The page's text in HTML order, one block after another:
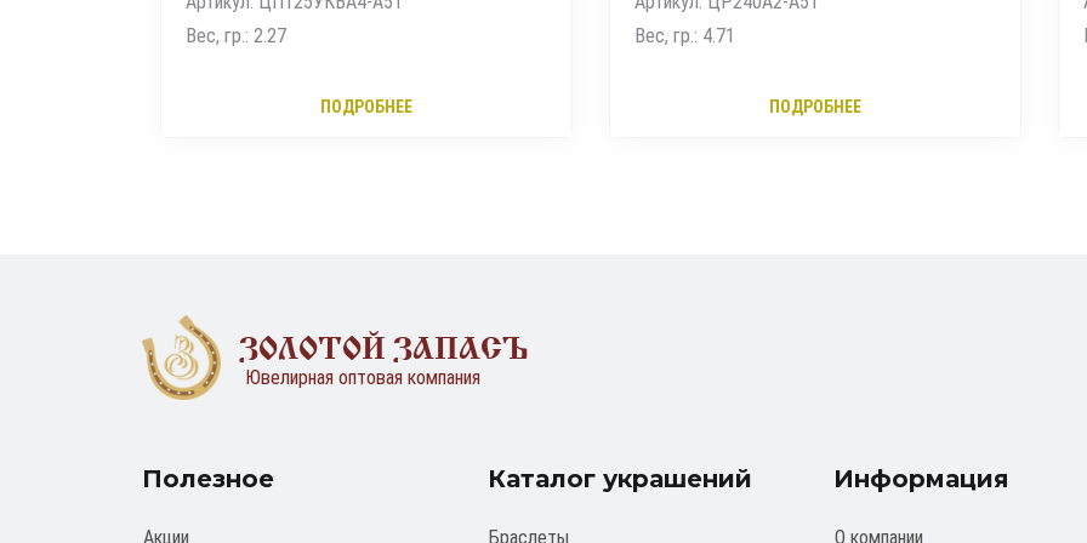
Вес, гр.: 2.27
ПОДРОБНЕЕ
Вес, гр.: 4.71
ПОДРОБНЕЕ
ЗОЛОТОЙ ЗАПАСЪ
Ювелирная оптовая компания
Полезное
Акции
Каталог украшений
Браслеты
Информация
О компании